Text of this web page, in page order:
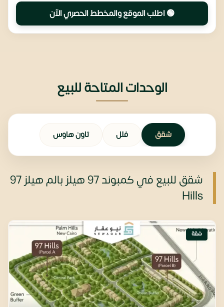
🟢 اطلب الموقع والمخطط الحصري الآن
الوحدات المتاحة للبيع
شقق فلل تاون هاوس
شقق للبيع في كمبوند 97 هيلز بالم هيلز 97
Hills
شقة